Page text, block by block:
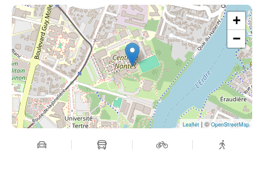
+
−
Leaflet | ©OpenStreetMap